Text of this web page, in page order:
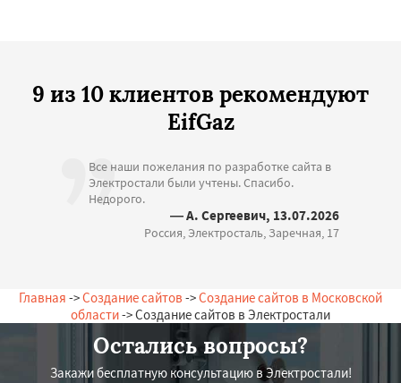
9 из 10 клиентов рекомендуют
EifGaz
Все наши пожелания по разработке сайта в
Электростали были учтены. Спасибо.
Недорого.
— А. Сергеевич, 13.07.2026
Россия, Электросталь, Заречная, 17
Главная ->Создание сайтов ->Создание сайтов в Московской
области-> Создание сайтов в Электростали
Остались вопросы?
Закажи бесплатную консультацию в Электростали!